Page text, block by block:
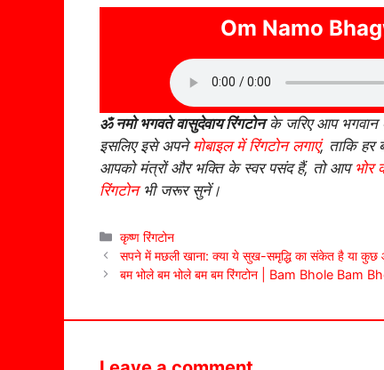
Om Namo
ॐ नमो भगवते वासुदेवाय रिंगटोनके जरिए आप भगवान
इसलिए इसे अपनेमोबाइल में रिंगटोन लगाएं, ताकि हर
आपको मंत्रों और भक्ति के स्वर पसंद हैं, तो आप भोर
रिंगटोनभी जरूर सुनें।
Categories
कृष्ण रिंगटोन
सपने में मछली खाना: क्या ये सुख-समृद्धि का संकेत है या कुछ
बम भोले बम भोले बम बम रिंगटोन | Bam Bhole Bam